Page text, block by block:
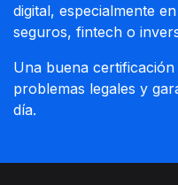
digital, especialmente
seguros, fintech o
Una buena
problemas legales y
día.